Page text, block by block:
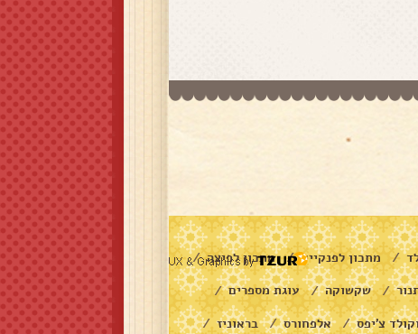
/ מתכון לפנקייק / מתכון לפיצה /
/ שקשוקה / עוגת מספרים /
צ׳יפס / אלפחורס / בראוניז /